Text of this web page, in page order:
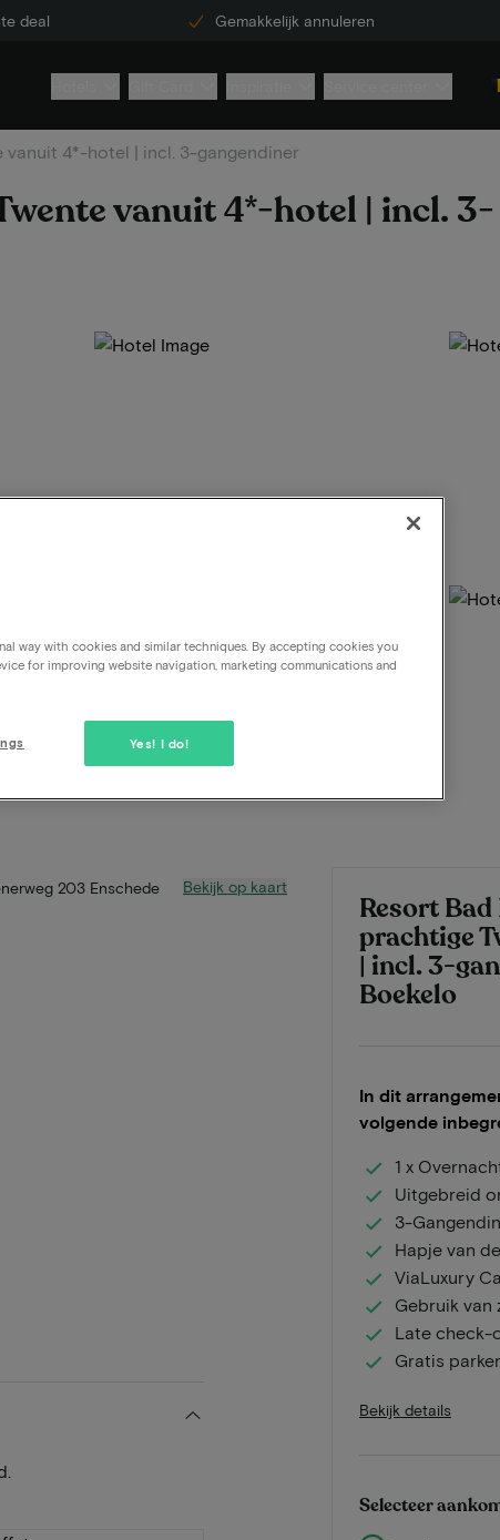
deal Gemakkelijk annuleren
vanuit 4*-hotel | incl. 3-gangendiner
vanuit 4*-hotel | incl. 3-
Resort
prachtige
| incl. 3-
Boekelo
In dit
volgende
1 x
Uitgebreid
3-
Hapje van
ViaLuxury
Gebruik van
Late check-
Gratis
Bekijk details
Selecteer
203 Enschede Bekijk op kaart
way with cookies and similar techniques. By accepting cookies you
for improving website navigation, marketing communications and
Yes! I do!